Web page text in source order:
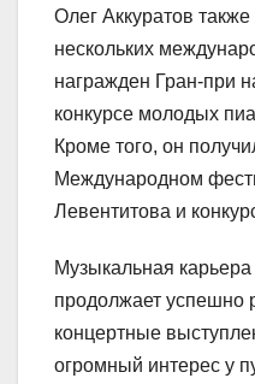
Олег Аккуратов
нескольких
награжден Гран-при
конкурсе молодых
Кроме того, он
Международном
Левентитова и
Музыкальная
продолжает успешно
концертные
огромный интерес у